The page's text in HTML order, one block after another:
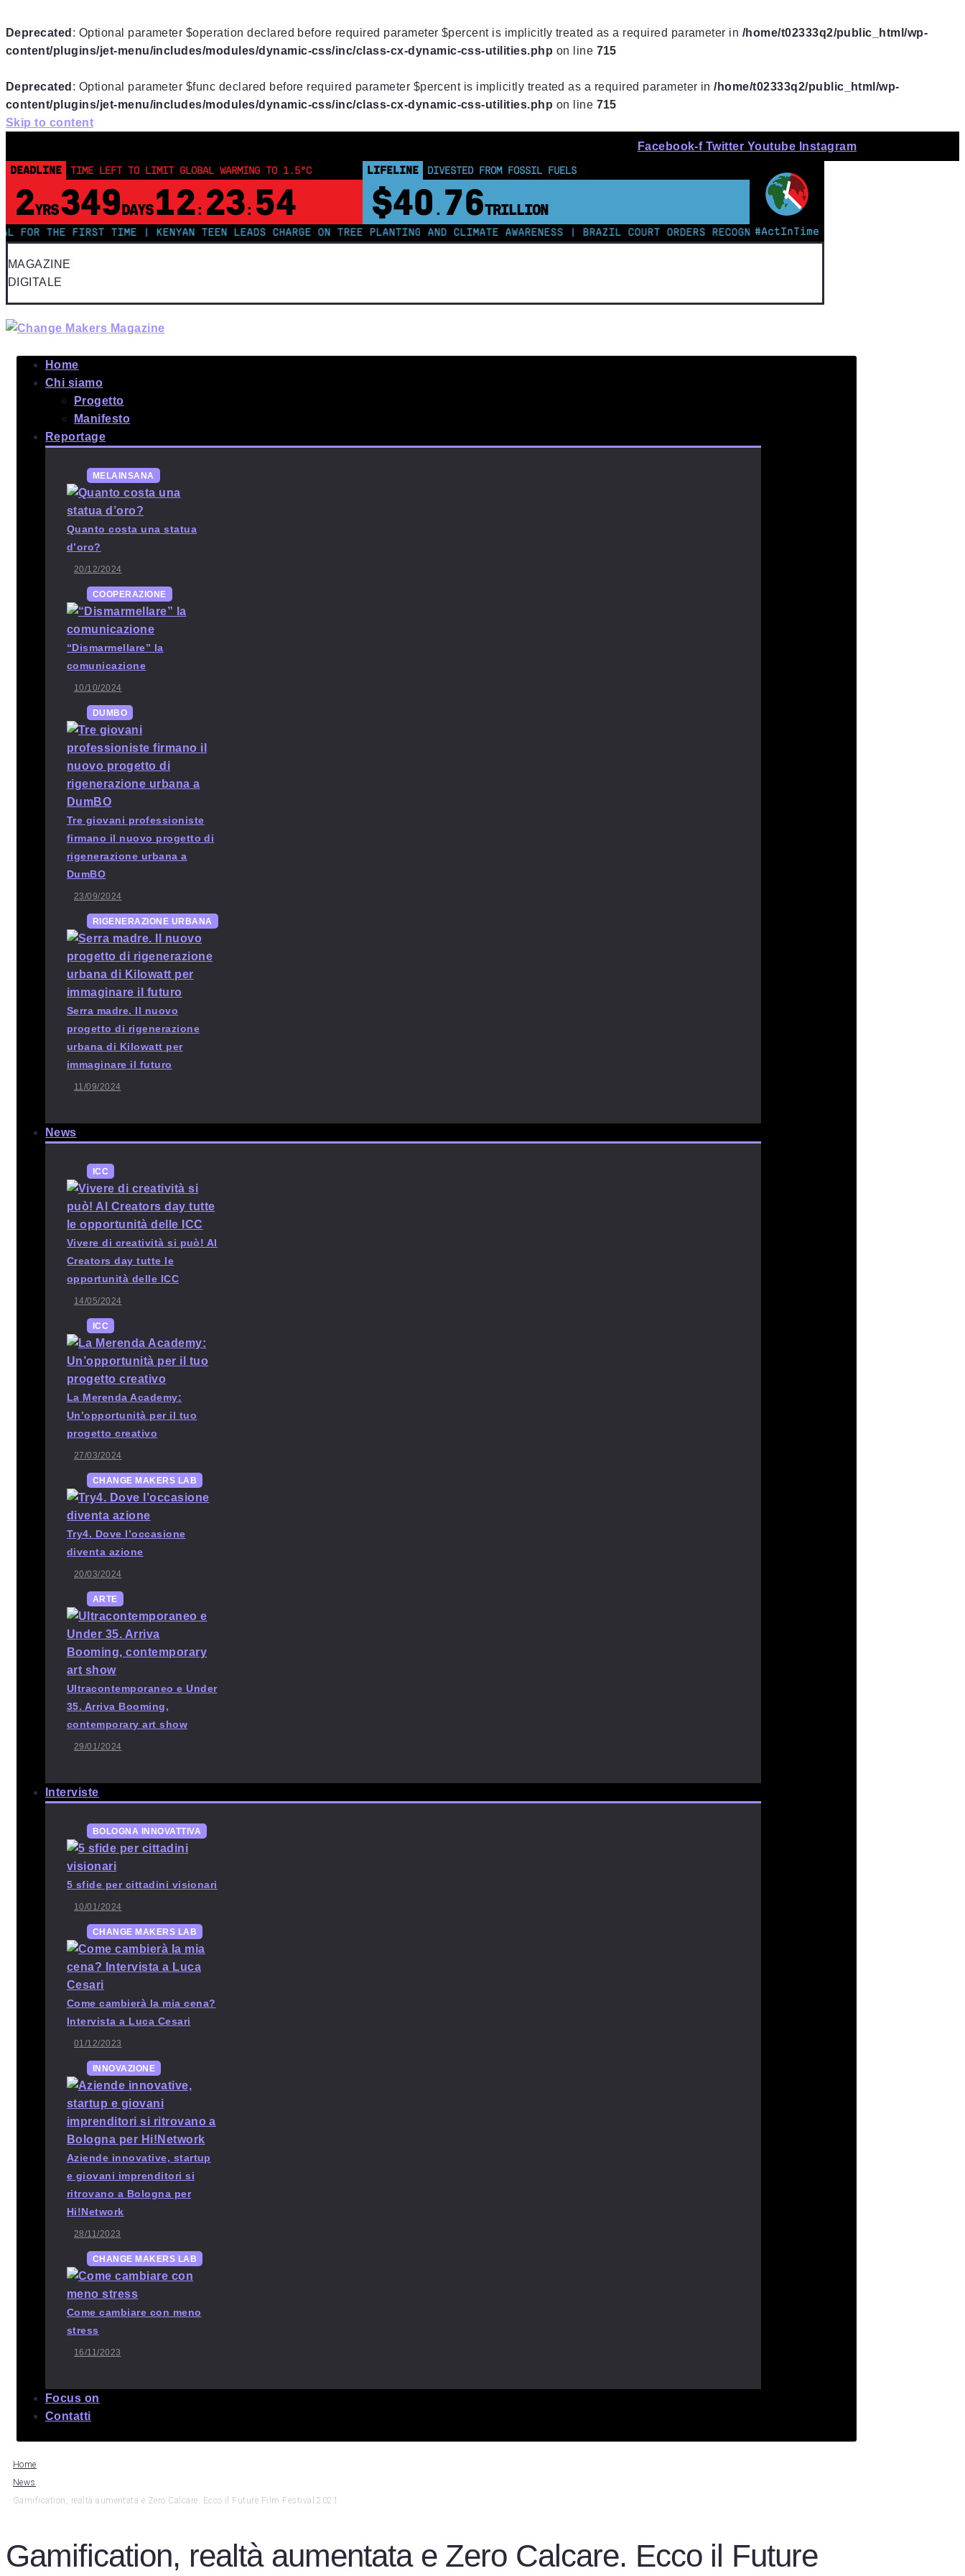
Deprecated : Optional parameter $operation declared before required parameter $percent is implicitly treated as a required parameter in /home/t02333q2/public_html/wp-
content/plugins/jet-menu/includes/modules/dynamic-css/inc/class-cx-dynamic-css-utilities.php on line 715
Deprecated : Optional parameter $func declared before required parameter $percent is implicitly treated as a required parameter in/home/t02333q2/public_html/wp-
content/plugins/jet-menu/includes/modules/dynamic-css/inc/class-cx-dynamic-css-utilities.php on line 715
Skip to content
Facebook-f Twitter Youtube Instagram
#ActInTime
DEADLINE TIME LEFT TO LIMIT GLOBAL WARMING TO 1.5°C
2YRS349DAYS 12: 23: 53
LIFELINE REGENERATIVE AGRICULTURE
2,229,347
TIME | KENYAN TEEN LEADS CHARGE ON TREE PLANTING AND CLIMATE AWARENESS | BRAZIL COURT ORDERS RECOGNITION OF INDIGENOUS LAND AND
MAGAZINE
DIGITALE
Home
Chi siamo
Progetto
Manifesto
Reportage
MELAINSANA
Quanto costa una statua
d’oro?
20/12/2024
COOPERAZIONE
“Dismarmellare” la
comunicazione
10/10/2024
DUMBO
Tre giovani professioniste
firmano il nuovo progetto di
rigenerazione urbana a
DumBO
23/09/2024
RIGENERAZIONE URBANA
Serra madre. Il nuovo
progetto di rigenerazione
urbana di Kilowatt per
immaginare il futuro
11/09/2024
News
ICC
Vivere di creatività si può! Al
Creators day tutte le
opportunità delle ICC
14/05/2024
ICC
La Merenda Academy:
Un’opportunità per il tuo
progetto creativo
27/03/2024
CHANGE MAKERS LAB
Try4. Dove l’occasione
diventa azione
20/03/2024
ARTE
Ultracontemporaneo e Under
35. Arriva Booming,
contemporary art show
29/01/2024
Interviste
BOLOGNA INNOVATTIVA
5 sfide per cittadini visionari
10/01/2024
CHANGE MAKERS LAB
Come cambierà la mia cena?
Intervista a Luca Cesari
01/12/2023
INNOVAZIONE
Aziende innovative, startup
e giovani imprenditori si
ritrovano a Bologna per
Hi!Network
28/11/2023
CHANGE MAKERS LAB
Come cambiare con meno
stress
16/11/2023
Focus on
Contatti
Home
News
Gamification, realtà aumentata e Zero Calcare. Ecco il Future Film Festival 2021
Gamification, realtà aumentata e Zero Calcare. Ecco il Future